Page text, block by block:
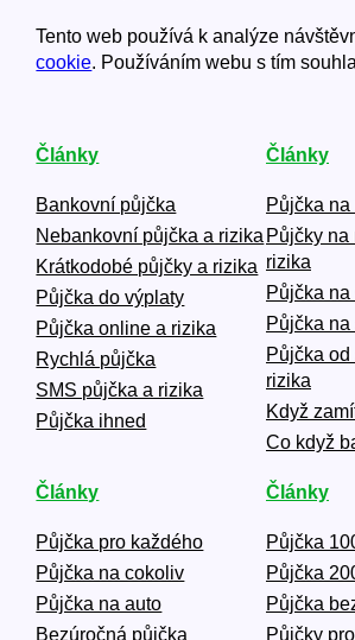
Tento web používá k analýze
cookie. Používáním webu s tím
Články
Bankovní půjčka
Nebankovní půjčka a rizika
Krátkodobé půjčky a rizika
Půjčka do výplaty
Půjčka online a rizika
Rychlá půjčka
SMS půjčka a rizika
Půjčka ihned
Články
Půjčka na
Půjčky na
rizika
Půjčka
Půjčka
Půjčka
rizika
Když
Co když
Články
Půjčka pro každého
Půjčka na cokoliv
Půjčka na auto
Bezúročná půjčka
Články
Půjčka
Půjčka
Půjčka
Půjčky